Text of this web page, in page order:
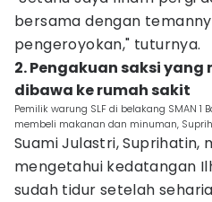
bersama dengan
pengeroyokan," tuturnya.
2. ‎Pengakuan saksi
dibawa ke rumah sakit
Pemilik warung SLF di belakang SMAN
membeli makanan dan minuman,
Suami Julastri, Suprihatin,
mengetahui kedatangan
sudah tidur setelah